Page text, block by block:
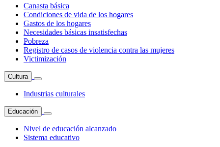
Canasta básica
Condiciones de vida de los hogares
Gastos de los hogares
Necesidades básicas insatisfechas
Pobreza
Registro de casos de violencia contra las mujeres
Victimización
Cultura
Industrias culturales
Educación
Nivel de educación alcanzado
Sistema educativo